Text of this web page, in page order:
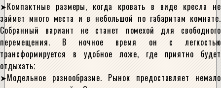
Компактные размеры, когда кровать в виде кресла не
займет много места и в небольшой по габаритам комнате.
Собранный вариант не станет помехой для свободного
перемещения. В ночное время он с легкостью
трансформируется в удобное ложе, где приятно будет
отдыхать;
Модельное разнообразие. Рынок предоставляет немало